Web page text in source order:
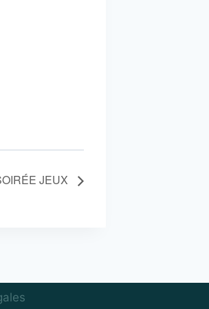
JEUX